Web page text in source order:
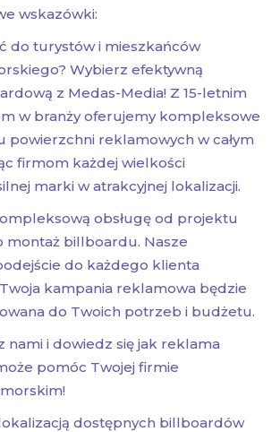
wskazówki:
do turystów i mieszkańców
Wybierz efektywną
z Medas-Media! Z 15-letnim
w branży oferujemy kompleksowe
powierzchni reklamowych w całym
firmom każdej wielkości
marki w atrakcyjnej lokalizacji.
obsługę od projektu
montaż billboardu. Nasze
do każdego klienta
kampania reklamowa będzie
do Twoich potrzeb i budżetu.
nami i dowiedz się jak reklama
pomóc Twojej firmie
dostępnych billboardów